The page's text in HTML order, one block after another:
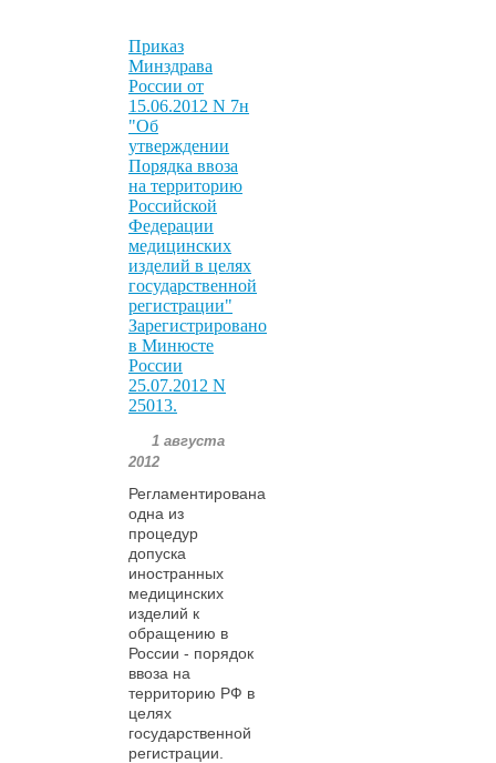
Приказ
Минздрава
России от
15.06.2012 N 7н
"Об
утверждении
Порядка ввоза
на территорию
Российской
Федерации
медицинских
изделий в целях
государственной
регистрации"
Зарегистрировано
в Минюсте
России
25.07.2012 N
25013.
1 августа
2012
Регламентирована
одна из
процедур
допуска
иностранных
медицинских
изделий к
обращению в
России - порядок
ввоза на
территорию РФ в
целях
государственной
регистрации.